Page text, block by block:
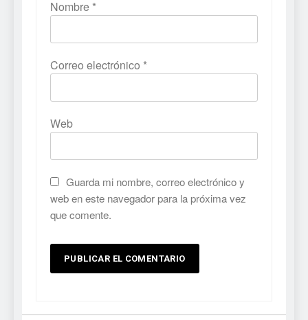
Nombre *
Correo electrónico *
Web
Guarda mi nombre, correo electrónico y
web en este navegador para la próxima vez
que comente.